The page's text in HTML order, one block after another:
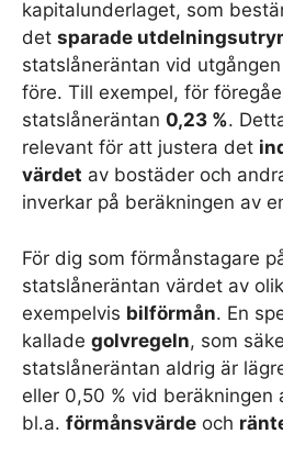
kapitalunderlaget, som
det sparade
statslåneräntan vid
före. Till exempel, för
statslåneräntan 0,23 %.
relevant för att justera det
värdet av bostäder och
inverkar på beräkningen av
För dig som förmånstagare
statslåneräntan värdet av
exempelvis bilförmån. En
kallade golvregeln, som
statslåneräntan aldrig är
eller 0,50 % vid beräkningen
bl.a. förmånsvärde och